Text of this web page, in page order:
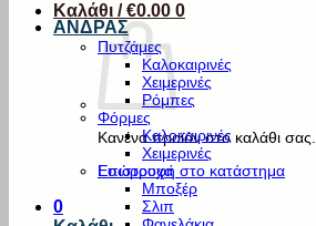
Καλάθι /€0.00 0
Κανένα προϊόν στο καλάθι σας.
Επιστροφή στο κατάστημα
0
ΑΝΔΡΑΣ
Πυτζάμες
Καλοκαιρινές
Χειμερινές
Ρόμπες
Φόρμες
Καλοκαιρινές
Χειμερινές
Εσώρουχα
Μποξέρ
Σλιπ